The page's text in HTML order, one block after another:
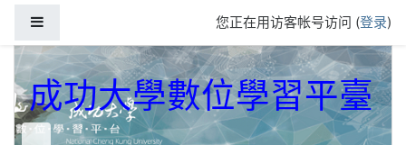
您正在用访客帐号访问 (登录)
成功大學數位學習平臺